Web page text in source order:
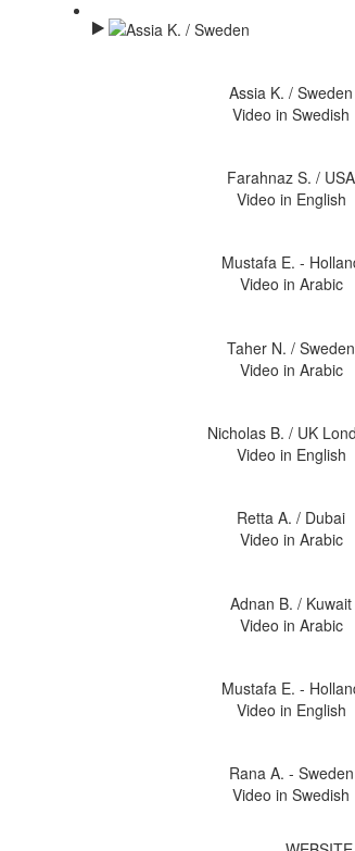
Assia K. / Sweden
Video in Swedish
Farahnaz S. / USA
Video in English
Mustafa E. -
Video in Arabic
Taher N. / Sweden
Video in Arabic
Nicholas B. / UK
Video in English
Retta A. / Dubai
Video in Arabic
Adnan B. / Kuwait
Video in Arabic
Mustafa E. -
Video in English
Rana A. - Sweden
Video in Swedish